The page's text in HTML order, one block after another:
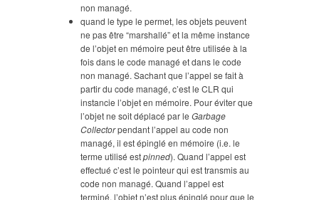
non managé.
quand le type le permet, les objets peuvent
ne pas être “marshallé” et la même instance
de l’objet en mémoire peut être utilisée à la
fois dans le code managé et dans le code
non managé. Sachant que l’appel se fait à
partir du code managé, c’est le CLR qui
instancie l’objet en mémoire. Pour éviter que
l’objet ne soit déplacé par le Garbage
Collectorpendant l’appel au code non
managé, il est épinglé en mémoire (i.e. le
terme utilisé estpinned). Quand l’appel est
effectué c’est le pointeur qui est transmis au
code non managé. Quand l’appel est
terminé, l’objet n’est plus épinglé pour que le